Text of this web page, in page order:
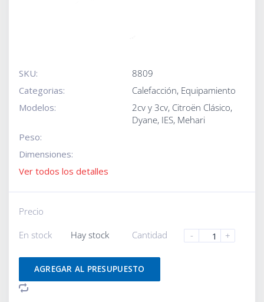
SKU:
8809
Categorias:
Calefacción, Equipamiento
Modelos:
2cv y 3cv, Citroën Clásico,
Dyane, IES, Mehari
Peso:
Dimensiones:
Ver todos los detalles
Precio
En stock
Hay stock Cantidad - +
AGREGAR AL PRESUPUESTO